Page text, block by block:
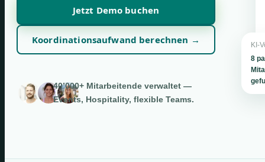
Jetzt Demo buchen
Koordinationsaufwand berechnen →
40’000+ Mitarbeitende verwaltet —
Events, Hospitality, flexible Teams.
KI-
8